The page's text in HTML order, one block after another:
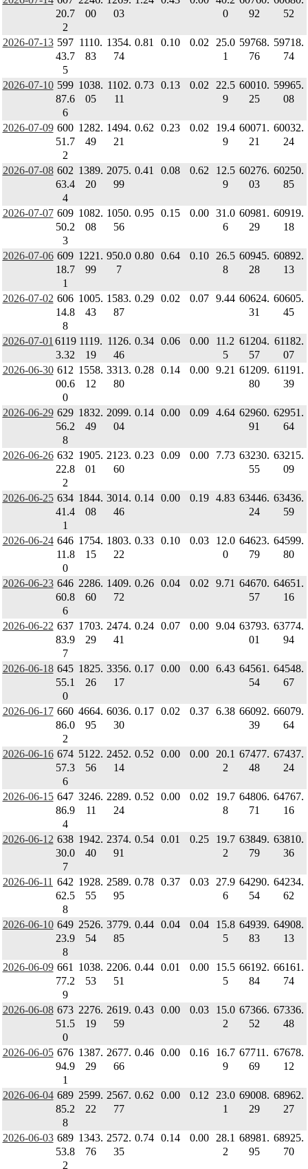
20.7
2
00
03
0
92
52
2026-07-13 597
43.7
5
1110.
83
1354.
74
0.81 0.10 0.02
25.0
1
59768.
76
59718.
74
2026-07-10 599
87.6
6
1038.
05
1102.
11
0.73 0.13 0.02
22.5
9
60010.
25
59965.
08
2026-07-09 600
51.7
2
1282.
49
1494.
21
0.62 0.23 0.02
19.4
9
60071.
21
60032.
24
2026-07-08 602
63.4
4
1389.
20
2075.
99
0.41 0.08 0.62
12.5
9
60276.
03
60250.
85
2026-07-07 609
50.2
3
1082.
08
1050.
56
0.95 0.15 0.00
31.0
6
60981.
29
60919.
18
2026-07-06 609
18.7
1
1221.
99
950.0
7
0.80 0.64 0.10
26.5
8
60945.
28
60892.
13
2026-07-02 606
14.8
8
1005.
43
1583.
87
0.29 0.02 0.07 9.44 60624.
31
60605.
45
2026-07-01 6119
3.32
1119.
19
1126.
46
0.34 0.06 0.00
11.2
5
61204.
57
61182.
07
2026-06-30 612
00.6
0
1558.
12
3313.
80
0.28 0.14 0.00 9.21 61209.
80
61191.
39
2026-06-29 629
56.2
8
1832.
49
2099.
04
0.14 0.00 0.09 4.64 62960.
91
62951.
64
2026-06-26 632
22.8
2
1905.
01
2123.
60
0.23 0.09 0.00 7.73 63230.
55
63215.
09
2026-06-25 634
41.4
1
1844.
08
3014.
46
0.14 0.00 0.19 4.83 63446.
24
63436.
59
2026-06-24 646
11.8
0
1754.
15
1803.
22
0.33 0.10 0.03
12.0
0
64623.
79
64599.
80
2026-06-23 646
60.8
6
2286.
60
1409.
72
0.26 0.04 0.02 9.71 64670.
57
64651.
16
2026-06-22 637
83.9
7
1703.
29
2474.
41
0.24 0.07 0.00 9.04 63793.
01
63774.
94
2026-06-18 645
55.1
0
1825.
26
3356.
17
0.17 0.00 0.00 6.43 64561.
54
64548.
67
2026-06-17 660
86.0
2
4664.
95
6036.
30
0.17 0.02 0.37 6.38 66092.
39
66079.
64
2026-06-16 674
57.3
6
5122.
56
2452.
14
0.52 0.00 0.00
20.1
2
67477.
48
67437.
24
2026-06-15 647
86.9
4
3246.
11
2289.
24
0.52 0.00 0.02
19.7
8
64806.
71
64767.
16
2026-06-12 638
30.0
7
1942.
40
2374.
91
0.54 0.01 0.25
19.7
2
63849.
79
63810.
36
2026-06-11 642
62.5
8
1928.
55
2589.
95
0.78 0.37 0.03
27.9
6
64290.
54
64234.
62
2026-06-10 649
23.9
8
2526.
54
3779.
85
0.44 0.04 0.04
15.8
5
64939.
83
64908.
13
2026-06-09 661
77.2
9
1038.
53
2206.
51
0.44 0.01 0.00
15.5
5
66192.
84
66161.
74
2026-06-08 673
51.5
0
2276.
19
2619.
59
0.43 0.00 0.03
15.0
2
67366.
52
67336.
48
2026-06-05 676
94.9
1
1387.
29
2677.
66
0.46 0.00 0.16
16.7
9
67711.
69
67678.
12
2026-06-04 689
85.2
8
2599.
22
2567.
77
0.62 0.00 0.12
23.0
1
69008.
29
68962.
27
2026-06-03 689
53.8
2
1343.
76
2572.
35
0.74 0.14 0.00
28.1
2
68981.
95
68925.
70